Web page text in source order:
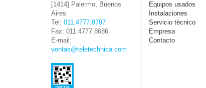
[1414] Palermo, Buenos
Aires
Tel: 011.4777.9797
Fax: 011.4777.8686
E-mail:
ventas@teletechnica.com
Equipos usados
Instalaciones
Servicio técnico
Empresa
Contacto